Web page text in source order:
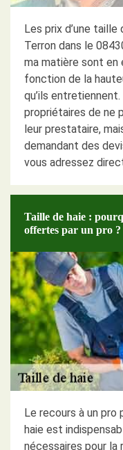
Les prix d’une
Terron dans le
ma matière sont
fonction de la
qu’ils
propriétaires de ne
leur prestataire,
demandant des
vous adressez
Taille de haie :
offertes par un pro ?
Le recours à un pro
haie est
nécessaires pour